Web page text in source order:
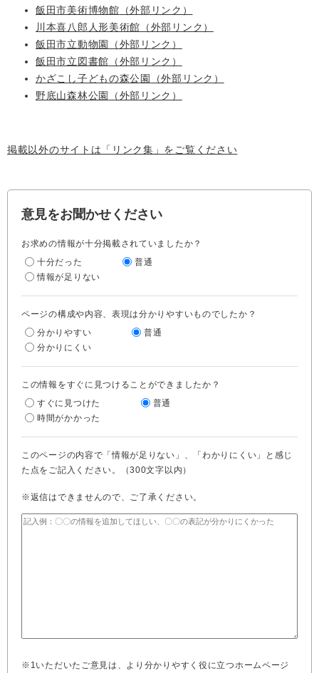
飯田市美術博物館 （外部リンク）
川本喜八郎人形美術館 （外部リンク）
飯田市立動物園
（外部リンク）
飯田市立図書館 （外部リンク）
かざこし子どもの森公園
（外部リンク）
野底山森林公園
（外部リンク）
掲載以外のサイトは「リンク集」をご覧ください
意見をお聞かせください
お求めの情報が十分掲載されていましたか？
十分だった
普通
情報が足りない
ページの構成や内容、表現は分かりやすいものでしたか？
分かりやすい
普通
分かりにくい
この情報をすぐに見つけることができましたか？
すぐに見つけた
普通
時間がかかった
このページの内容で「情報が足りない」、「わかりにくい」と感じ
た点をご記入ください。（300文字以内）
※返信はできませんので、ご了承ください。
※1いただいたご意見は、より分かりやすく役に立つホームページ